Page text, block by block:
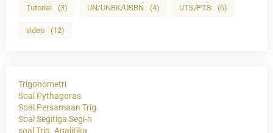
Tutorial (3) UN/UNBK/USBN (4) UTS/PTS (6)
video (12)
Trigonometri
Soal Pythagoras
Soal Persamaan Trig.
Soal Segitiga Segi-n
soal Trig. Analitika